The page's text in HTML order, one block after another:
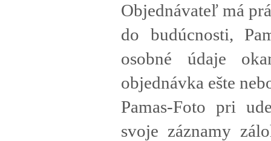
Objednávateľ má
do budúcnosti,
osobné údaje
objednávka ešte
Pamas-Foto pri
svoje záznamy